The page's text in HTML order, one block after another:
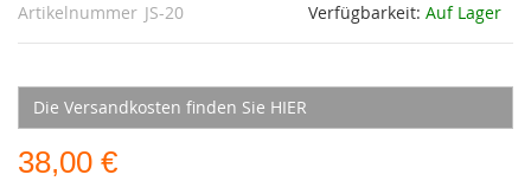
Verfügbarkeit: Auf Lager
Artikelnummer JS-20
Die Versandkosten finden Sie HIER
38,00 €